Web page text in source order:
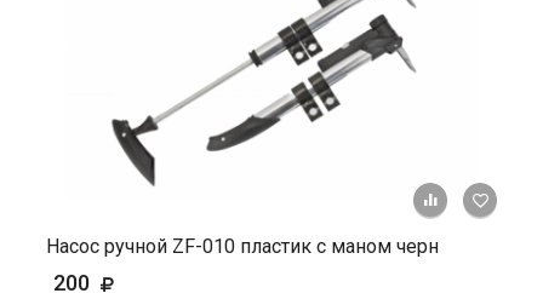
+ К
Насос ручной ZF-010 пластик с маном черн
200